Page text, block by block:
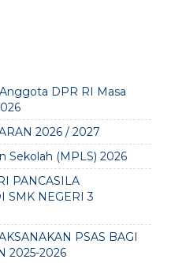
DPR RI Masa
2026 / 2027
Sekolah (MPLS) 2026
PANCASILA
SMK NEGERI 3
PSAS BAGI
2025-2026